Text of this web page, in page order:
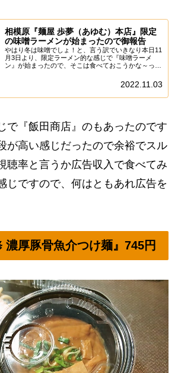
相模原『麺屋 歩夢（あゆむ）本店』限定
の味噌ラーメンが始まったので御報告
やはり冬は味噌でしょ！と、言う訳でいきなり本日11
月3日より、限定ラーメン的な感じで『味噌ラーメ
ン』が始まったので、そこは食べておこうかな～っ
本数を書いていて、何を書こうか悩んでいたのです
2022.11.03
で『飯田商店』のもあったのです
が高い感じだったので余裕でスル
聴率と言うか広告収入で食べてみ
じですので、何はともあれ広告を
濃厚豚骨魚介つけ麺』745円